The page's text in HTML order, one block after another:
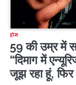
होम
59 की उम्र में
“दिमाग में
जूझ रहा हूं, फिर